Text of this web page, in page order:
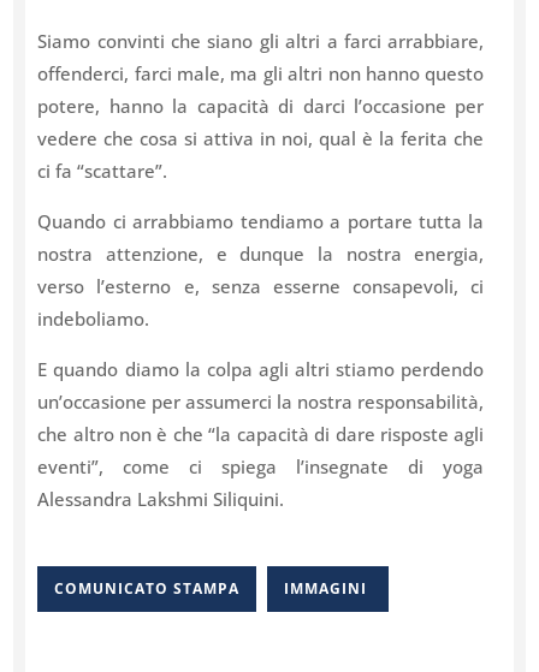
Siamo convinti che siano gli altri a farci arrabbiare,
offenderci, farci male, ma gli altri non hanno questo
potere, hanno la capacità di darci l’occasione per
vedere che cosa si attiva in noi, qual è la ferita che
ci fa “scattare”.
Quando ci arrabbiamo tendiamo a portare tutta la
nostra attenzione, e dunque la nostra energia,
verso l’esterno e, senza esserne consapevoli, ci
indeboliamo.
E quando diamo la colpa agli altri stiamo perdendo
un’occasione per assumerci la nostra responsabilità,
che altro non è che “la capacità di dare risposte agli
eventi”, come ci spiega l’insegnate di yoga
Alessandra Lakshmi Siliquini.
COMUNICATO STAMPA IMMAGINI